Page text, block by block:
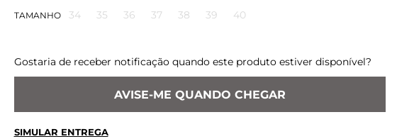
TAMANHO 34 35 36 37 38 39 40
Gostaria de receber notificação quando este produto estiver disponível?
AVISE-ME QUANDO CHEGAR
SIMULAR ENTREGA